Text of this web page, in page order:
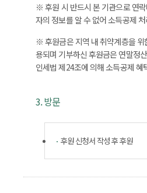
※ 후원 시 반드시 본 기관으로 연
자의 정보를 알 수 없어 소득공제
※ 후원금은 지역 내 취약계층을 위
용되며 기부하신 후원금은 연말정
인세법 제24조에 의해 소득공제 혜
3. 방문
후원 신청서 작성 후 후원